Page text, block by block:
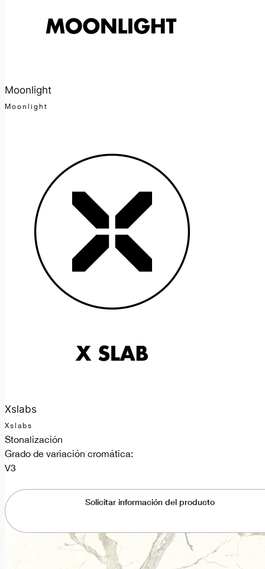
Moonlight
Moonlight
Xslabs
Xslabs
Stonalización
Grado de variación cromática:
V3
Solicitar información del producto